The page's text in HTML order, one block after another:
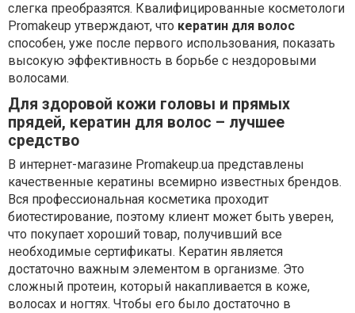
слегка преобразятся. Квалифицированные косметологи
Promakeup утверждают, что кератин для волос
способен, уже после первого использования, показать
высокую эффективность в борьбе с нездоровыми
волосами.
Для здоровой кожи головы и прямых
прядей, кератин для волос – лучшее
средство
В интернет-магазине Promakeup.ua представлены
качественные кератины всемирно известных брендов.
Вся профессиональная косметика проходит
биотестирование, поэтому клиент может быть уверен,
что покупает хороший товар, получивший все
необходимые сертификаты. Кератин является
достаточно важным элементом в организме. Это
сложный протеин, который накапливается в коже,
волосах и ногтях. Чтобы его было достаточно в